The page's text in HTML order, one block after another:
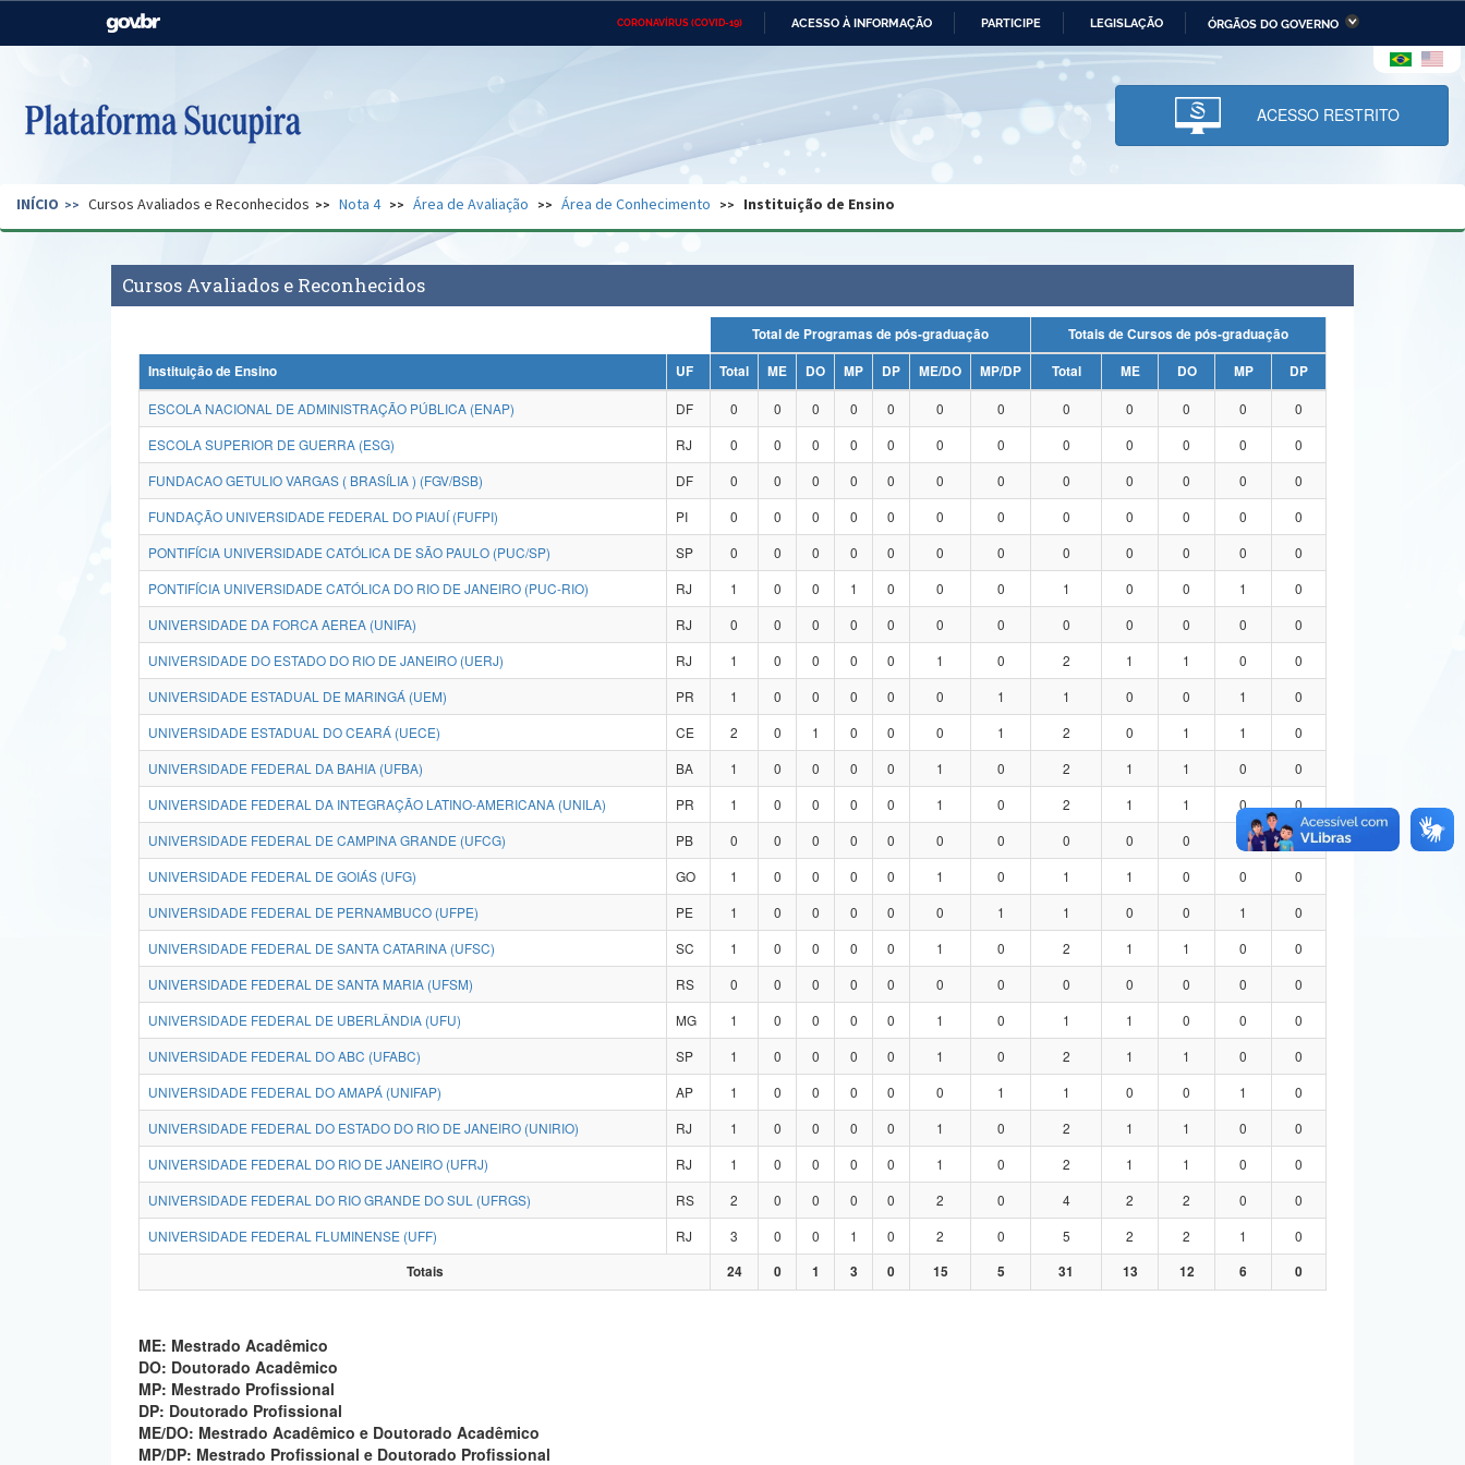
CORONAVÍRUS (COVID-19) ACESSO À INFORMAÇÃO PARTICIPE LEGISLAÇÃO ÓRGÃOS DO GOVERNO
Casa Civil Ministério das Relações Ministério da Economia Ministério da Infraestrutura
Pecuária e Abastecimento
Ministério da Ciência,
Tecnologia, Inovações e
Comunicações
Ministério do Desenvolvimento
Regional e dos Direitos Humanos
Secretaria de Governo Gabinete de Segurança Advocacia-Geral da União Banco Central do Brasil Planalto
ACESSO RESTRITO
INÍCIO Cursos Avaliados e Reconhecidos Nota 4 Área de Avaliação Área de Conhecimento Instituição de Ensino
Cursos Avaliados e Reconhecidos
Total de Programas de pós-graduação
Totais de Cursos de pós-graduação
Instituição de Ensino
UF Total ME DO MP DP ME/DO MP/DP Total ME DO MP
DP
ESCOLA NACIONAL DE ADMINISTRAÇÃO PÚBLICA (ENAP)
DF 0 0 0 0 0 0 0 0 0 0 0
0
ESCOLA SUPERIOR DE GUERRA (ESG)
RJ 0 0 0 0 0 0 0 0 0 0 0
0
FUNDACAO GETULIO VARGAS ( BRASÍLIA ) (FGV/BSB)
DF 0 0 0 0 0 0 0 0 0 0 0
0
FUNDAÇÃO UNIVERSIDADE FEDERAL DO PIAUÍ (FUFPI)
PI 0 0 0 0 0 0 0 0 0 0 0
0
PONTIFÍCIA UNIVERSIDADE CATÓLICA DE SÃO PAULO (PUC/SP)
SP 0 0 0 0 0 0 0 0 0 0 0
0
PONTIFÍCIA UNIVERSIDADE CATÓLICA DO RIO DE JANEIRO (PUC-RIO)
RJ 1 0 0 1 0 0 0 1 0 0 1
0
UNIVERSIDADE DA FORCA AEREA (UNIFA)
RJ 0 0 0 0 0 0 0 0 0 0 0
0
UNIVERSIDADE DO ESTADO DO RIO DE JANEIRO (UERJ)
RJ 1 0 0 0 0 1 0 2 1 1 0
0
UNIVERSIDADE ESTADUAL DE MARINGÁ (UEM)
PR 1 0 0 0 0 0 1 1 0 0 1
0
UNIVERSIDADE ESTADUAL DO CEARÁ (UECE)
CE 2 0 1 0 0 0 1 2 0 1 1
0
UNIVERSIDADE FEDERAL DA BAHIA (UFBA)
BA 1 0 0 0 0 1 0 2 1 1 0
0
UNIVERSIDADE FEDERAL DA INTEGRAÇÃO LATINO-AMERICANA (UNILA)
PR 1 0 0 0 0 1 0 2 1 1 0
0
UNIVERSIDADE FEDERAL DE CAMPINA GRANDE (UFCG)
PB 0 0 0 0 0 0 0 0 0 0
0
UNIVERSIDADE FEDERAL DE GOIÁS (UFG)
GO 1 0 0 0 0 1 0 1 1 0 0
0
UNIVERSIDADE FEDERAL DE PERNAMBUCO (UFPE)
PE 1 0 0 0 0 0 1 1 0 0 1
0
UNIVERSIDADE FEDERAL DE SANTA CATARINA (UFSC)
SC 1 0 0 0 0 1 0 2 1 1 0
0
UNIVERSIDADE FEDERAL DE SANTA MARIA (UFSM)
RS 0 0 0 0 0 0 0 0 0 0 0
0
UNIVERSIDADE FEDERAL DE UBERLÂNDIA (UFU)
MG 1 0 0 0 0 1 0 1 1 0 0
0
UNIVERSIDADE FEDERAL DO ABC (UFABC)
SP 1 0 0 0 0 1 0 2 1 1 0
0
UNIVERSIDADE FEDERAL DO AMAPÁ (UNIFAP)
AP 1 0 0 0 0 0 1 1 0 0 1
0
UNIVERSIDADE FEDERAL DO ESTADO DO RIO DE JANEIRO (UNIRIO)
RJ 1 0 0 0 0 1 0 2 1 1 0
0
UNIVERSIDADE FEDERAL DO RIO DE JANEIRO (UFRJ)
RJ 1 0 0 0 0 1 0 2 1 1 0
0
UNIVERSIDADE FEDERAL DO RIO GRANDE DO SUL (UFRGS)
RS 2 0 0 0 0 2 0 4 2 2 0
0
UNIVERSIDADE FEDERAL FLUMINENSE (UFF)
RJ 3 0 0 1 0 2 0 5 2 2 1
0
Totais
24 0 1 3 0 15 5 31 13 12 6 0
ME: Mestrado Acadêmico
DO: Doutorado Acadêmico
MP: Mestrado Profissional
DP: Doutorado Profissional
ME/DO: Mestrado Acadêmico e Doutorado Acadêmico
MP/DP: Mestrado Profissional e Doutorado Profissional